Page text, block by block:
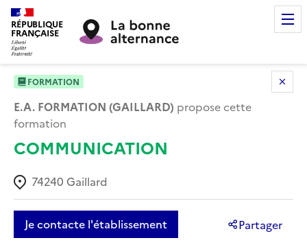
RÉPUBLIQUE
FRANÇAISE
FORMATION
E.A. FORMATION (GAILLARD) propose cette
formation
COMMUNICATION
74240 Gaillard
Je contacte l'établissement Partager